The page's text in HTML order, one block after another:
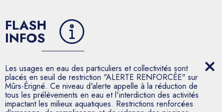
FLASH
INFOS
Les usages en eau des particuliers et collectivités sont
placés en seuil de restriction "ALERTE RENFORCÉE" sur
Mûrs-Érigné. Ce niveau d'alerte appelle à la réduction de
tous les prélèvements en eau et l'interdiction des activités
impactant les milieux aquatiques. Restrictions renforcées